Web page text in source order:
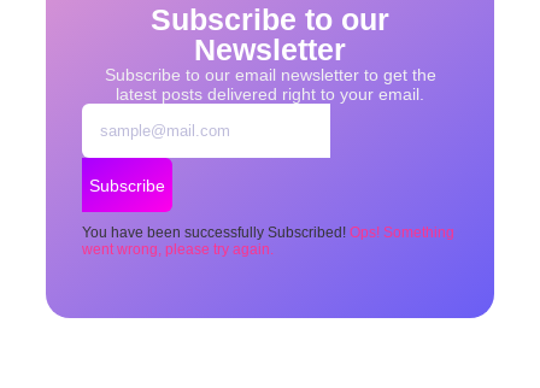
Subscribe to our
Newsletter
Subscribe to our email newsletter to get the
latest posts delivered right to your email.
Subscribe
You have been successfully Subscribed! Ops! Something
went wrong, please try again.